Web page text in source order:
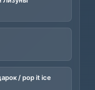
/ pop it ice